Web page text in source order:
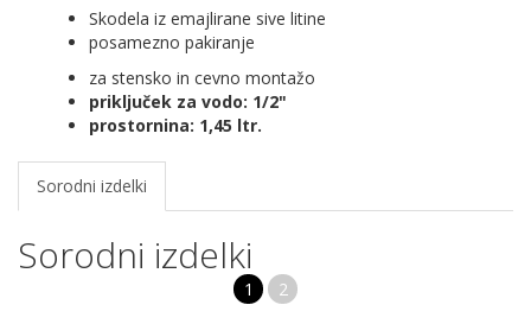
Skodela iz emajlirane sive litine
posamezno pakiranje
za stensko in cevno montažo
priključek za vodo: 1/2"
prostornina: 1,45 ltr.
Sorodni izdelki
Sorodni izdelki
1 2